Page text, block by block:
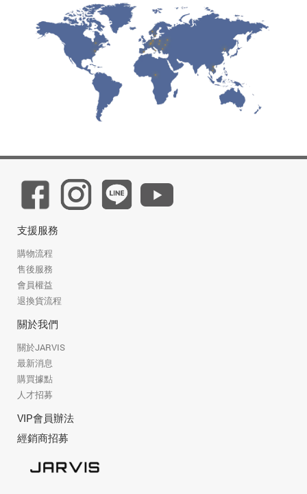
支援服務
購物流程
售後服務
會員權益
退換貨流程
關於我們
關於JARVIS
最新消息
購買據點
人才招募
VIP會員辦法
經銷商招募